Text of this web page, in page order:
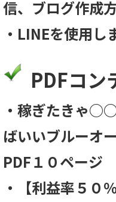
信、ブログ作成
・LINEを使用し
PDFコン
・稼ぎたきゃ
ばいいブルーオ
PDF１０ページ
・【利益率５